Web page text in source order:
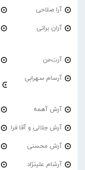
آرا صلاحی
آران براتی
آرت‌من
آرسام سهرابی
آرش آهمه
آرش جلالی و آقا فرا
آرش محسنی
آرشام علینژاد